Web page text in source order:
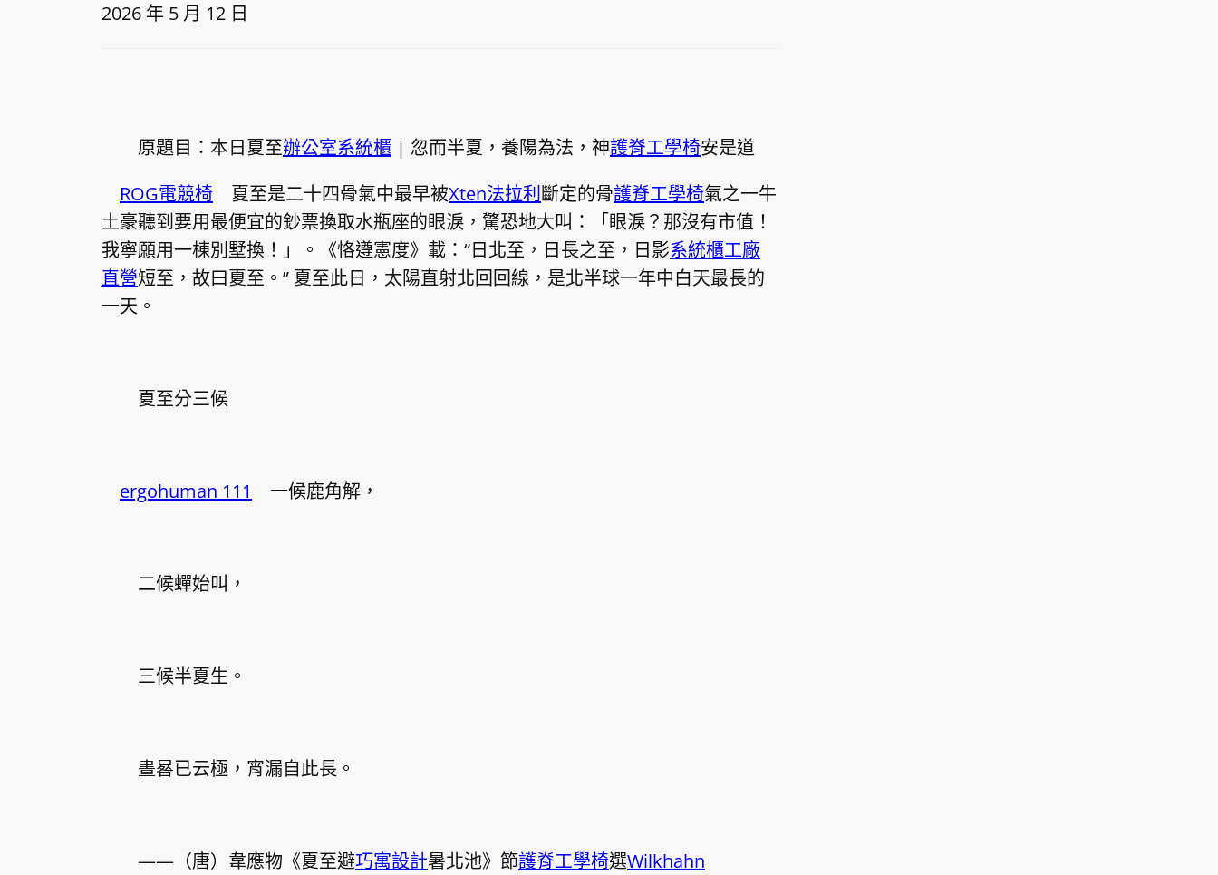
2026 年 5 月 12 日
原題目：本日夏至辦公室系統櫃 | 忽而半夏，養陽為法，神護脊工學椅安是道
ROG電競椅 夏至是二十四骨氣中最早被Xten法拉利斷定的骨護脊工學椅氣之一牛
土豪聽到要用最便宜的鈔票換取水瓶座的眼淚，驚恐地大叫：「眼淚？那沒有市值！
我寧願用一棟別墅換！」。《恪遵憲度》載：“日北至，日長之至，日影系統櫃工廠
直營短至，故曰夏至。” 夏至此日，太陽直射北回回線，是北半球一年中白天最長的
一天。
夏至分三候
ergohuman 111 一候鹿角解，
二候蟬始叫，
三候半夏生。
晝晷已云極，宵漏自此長。
——（唐）韋應物《夏至避巧寓設計暑北池》節護脊工學椅選Wilkhahn